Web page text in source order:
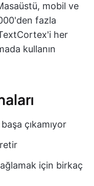
mobil ve
fazla
her
kullanın
çıkamıyor
için birkaç